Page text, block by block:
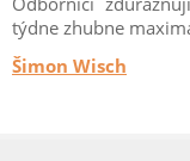
týdne zhubne
Šimon Wisch